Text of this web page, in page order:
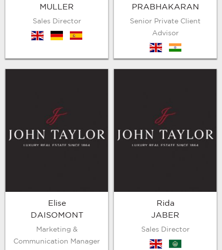
MULLER
Sales Director
en de es
PRABHAKARAN
Senior Private Client
Advisor
en hin
Elise
DAISOMONT
Marketing &
Communication Manager
Rida
JABER
Sales Director
en arb